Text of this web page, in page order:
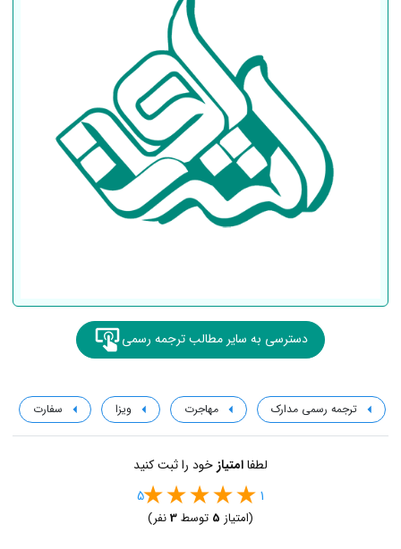
دسترسی به سایر مطالب ترجمه رسمی
ترجمه رسمی مدارک مهاجرت ویزا سفارت
لطفاامتیاز خود را ثبت کنید
1
5
(امتیاز 5 توسط3نفر)